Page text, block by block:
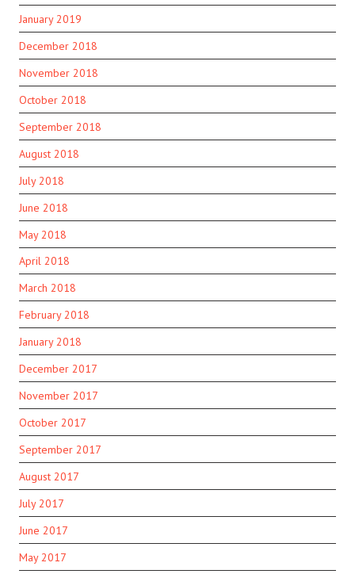
January 2019
December 2018
November 2018
October 2018
September 2018
August 2018
July 2018
June 2018
May 2018
April 2018
March 2018
February 2018
January 2018
December 2017
November 2017
October 2017
September 2017
August 2017
July 2017
June 2017
May 2017